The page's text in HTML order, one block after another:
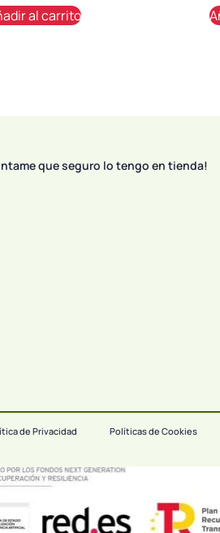
al carrito
que seguro lo tengo en tienda!
de Privacidad Políticas de Cookies